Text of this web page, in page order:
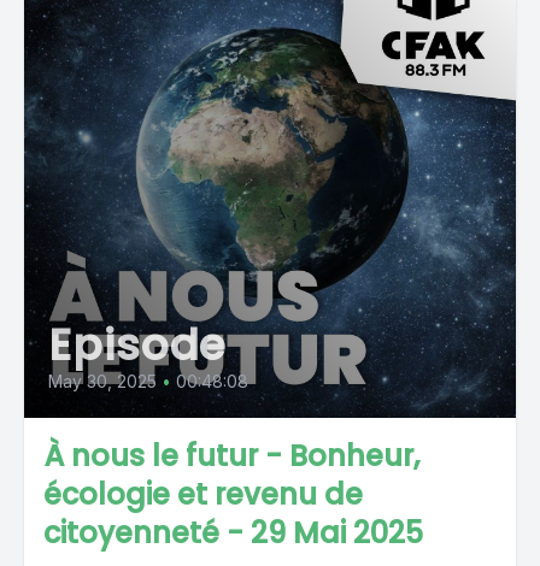
Episode
May 30, 2025 • 00:48:08
À nous le futur - Bonheur,
écologie et revenu de
citoyenneté - 29 Mai 2025